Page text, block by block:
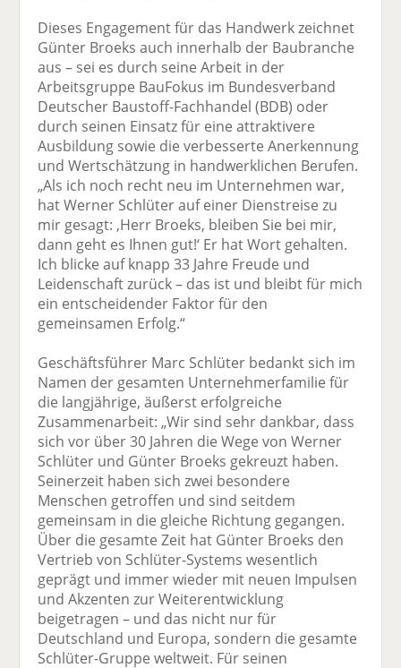
Dieses Engagement für das Handwerk zeichnet
Günter Broeks auch innerhalb der Baubranche
aus – sei es durch seine Arbeit in der
Arbeitsgruppe BauFokus im Bundesverband
Deutscher Baustoff-Fachhandel (BDB) oder
durch seinen Einsatz für eine attraktivere
Ausbildung sowie die verbesserte Anerkennung
und Wertschätzung in handwerklichen Berufen.
„Als ich noch recht neu im Unternehmen war,
hat Werner Schlüter auf einer Dienstreise zu
mir gesagt: ‚Herr Broeks, bleiben Sie bei mir,
dann geht es Ihnen gut!‘ Er hat Wort gehalten.
Ich blicke auf knapp 33 Jahre Freude und
Leidenschaft zurück – das ist und bleibt für mich
ein entscheidender Faktor für den
gemeinsamen Erfolg.“
Geschäftsführer Marc Schlüter bedankt sich im
Namen der gesamten Unternehmerfamilie für
die langjährige, äußerst erfolgreiche
Zusammenarbeit: „Wir sind sehr dankbar, dass
sich vor über 30 Jahren die Wege von Werner
Schlüter und Günter Broeks gekreuzt haben.
Seinerzeit haben sich zwei besondere
Menschen getroffen und sind seitdem
gemeinsam in die gleiche Richtung gegangen.
Über die gesamte Zeit hat Günter Broeks den
Vertrieb von Schlüter-Systems wesentlich
geprägt und immer wieder mit neuen Impulsen
und Akzenten zur Weiterentwicklung
beigetragen – und das nicht nur für
Deutschland und Europa, sondern die gesamte
Schlüter-Gruppe weltweit. Für seinen